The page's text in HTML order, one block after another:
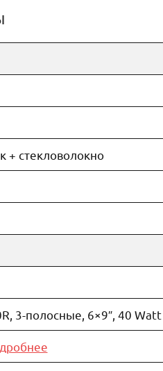
+ стекловолокно
3-полосные, 6×9″, 40 Watt